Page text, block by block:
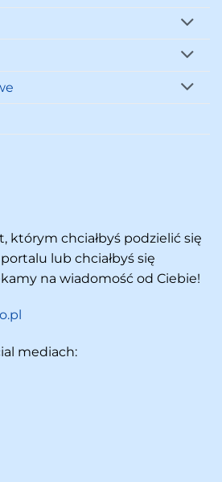
którym chciałbyś podzielić się
lub chciałbyś się
na wiadomość od Ciebie!
mediach: